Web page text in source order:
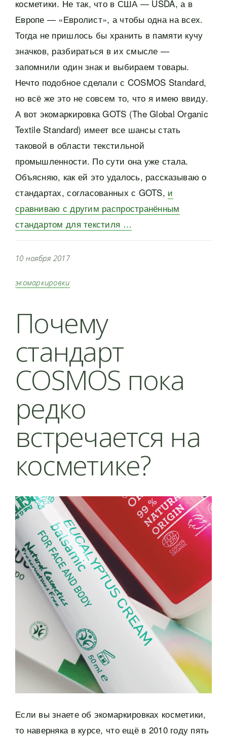
косметики. Не так, что в США — USDA, а в
Европе — «Евролист», а чтобы одна на всех.
Тогда не пришлось бы хранить в памяти кучу
значков, разбираться в их смысле —
запомнили один знак и выбираем товары.
Нечто подобное сделали с COSMOS Standard,
но всё же это не совсем то, что я имею ввиду.
А вот экомаркировка GOTS (The Global Organic
Textile Standard) имеет все шансы стать
таковой в области текстильной
промышленности. По сути она уже стала.
Объясняю, как ей это удалось, рассказываю о
стандартах, согласованных с GOTS, и
сравниваю с другим распространённым
стандартом для текстиля …
10 ноября 2017
экомаркировки
Почему
стандарт
COSMOS пока
редко
встречается на
косметике?
Если вы знаете об экомаркировках косметики,
то наверняка в курсе, что ещё в 2010 году пять